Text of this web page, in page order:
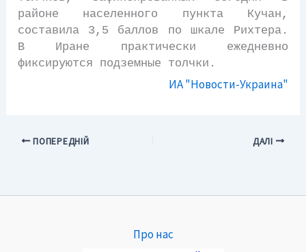
районе населенного пункта Кучан,
составила 3,5 баллов по шкале Рихтера.
В Иране практически ежедневно
фиксируются подземные толчки.
ИА "Новости-Украина"
ПОПЕРЕДНІЙ ДАЛІ
Про нас